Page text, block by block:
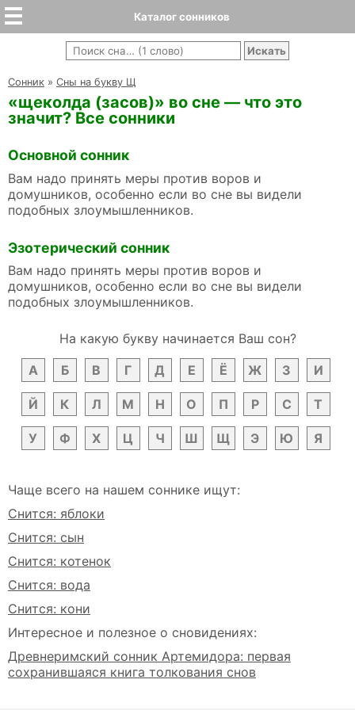
Каталог сонников
Cонник » Сны на букву Щ
«щеколда (засов)» во сне — что это
значит? Все сонники
Основной сонник
Вам надо принять меры против воров и
домушников, особенно если во сне вы видели
подобных злоумышленников.
Эзотерический сонник
Вам надо принять меры против воров и
домушников, особенно если во сне вы видели
подобных злоумышленников.
На какую букву начинается Ваш сон?
А
Б В Г Д Е Ё Ж З И
Й К Л М Н О П Р С Т
У Ф Х Ц Ч Ш Щ Э Ю Я
Чаще всего на нашем соннике ищут:
Снится: яблоки
Снится: сын
Снится: котенок
Снится: вода
Снится: кони
Интересное и полезное о сновидениях:
Древнеримский сонник Артемидора: первая
сохранившаяся книга толкования снов